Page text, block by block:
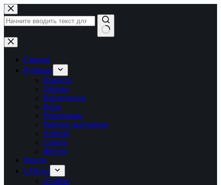
Перейти
к
сути
Ничего
не
найденоГлавная
Рубрики
Новости
Обзоры
Инструкции
Игры
Программы
Рабочее окружение
Android
Сервер
Железо
Форум
LTB.net
О сайте